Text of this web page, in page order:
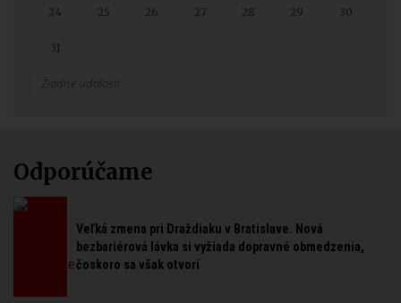
24 25 26 27 28 29 30
31
Odporúčame
Veľká zmena pri Draždiaku v Bratislave. Nová
bezbariérová lávka si vyžiada dopravné obmedzenia,
čoskoro sa však otvorí